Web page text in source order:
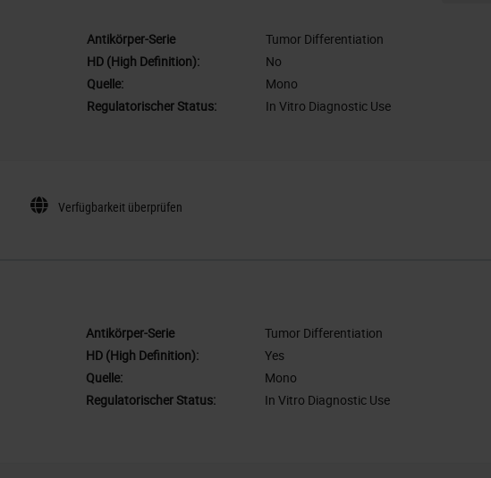
Antikörper-Serie
Tumor Differentiation
HD (High Definition):
No
Quelle:
Mono
Regulatorischer Status:
In Vitro Diagnostic Use
Verfügbarkeit überprüfen
Antikörper-Serie
Tumor Differentiation
HD (High Definition):
Yes
Quelle:
Mono
Regulatorischer Status:
In Vitro Diagnostic Use